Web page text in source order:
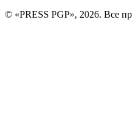
© «PRESS PGP», 2026. Все